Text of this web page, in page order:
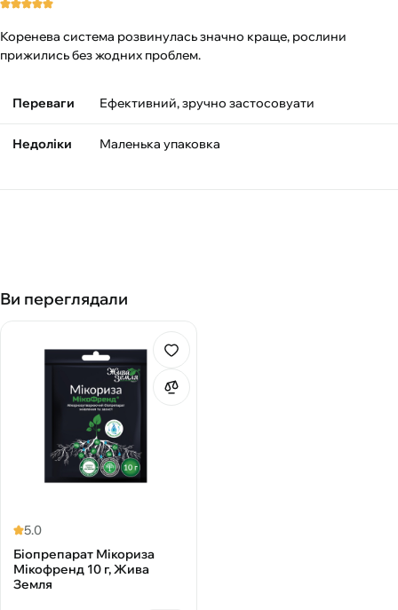
Коренева система розвинулась значно краще, рослини
прижились без жодних проблем.
Переваги Ефективний, зручно застосовуати
Недоліки Маленька упаковка
Ви переглядали
5.0
Біопрепарат Мікориза
Мікофренд 10 г, Жива
Земля